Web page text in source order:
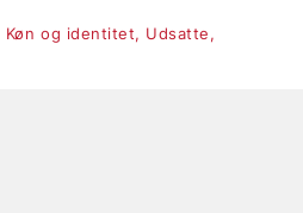
Køn og identitet, Udsatte,